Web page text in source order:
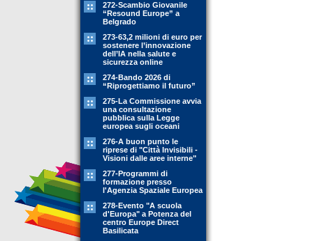
272-Scambio Giovanile
“Resound Europe” a
Belgrado
273-63,2 milioni di euro per
sostenere l’innovazione
dell’IA nella salute e
sicurezza online
274-Bando 2026 di
“Riprogettiamo il futuro”
275-La Commissione avvia
una consultazione
pubblica sulla Legge
europea sugli oceani
276-A buon punto le
riprese di "Città Invisibili -
Visioni dalle aree interne"
277-Programmi di
formazione presso
l'Agenzia Spaziale Europea
278-Evento "A scuola
d'Europa" a Potenza del
centro Europe Direct
Basilicata